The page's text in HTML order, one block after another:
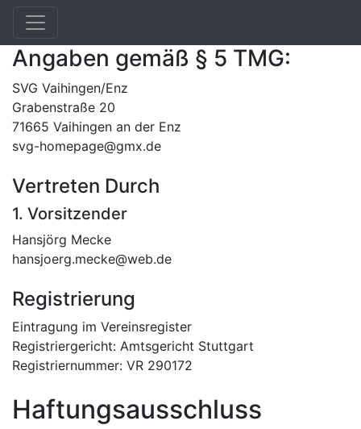
Impressum
Angaben gemäß § 5 TMG:
SVG Vaihingen/Enz
Grabenstraße 20
71665 Vaihingen an der Enz
svg-homepage@gmx.de
Vertreten Durch
1. Vorsitzender
Hansjörg Mecke
hansjoerg.mecke@web.de
Registrierung
Eintragung im Vereinsregister
Registriergericht: Amtsgericht Stuttgart
Registriernummer: VR 290172
Haftungsausschluss